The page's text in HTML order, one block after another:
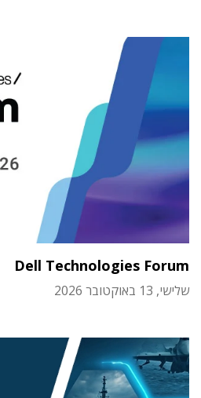
Dell Technologies Forum
שלישי, 13 באוקטובר 2026